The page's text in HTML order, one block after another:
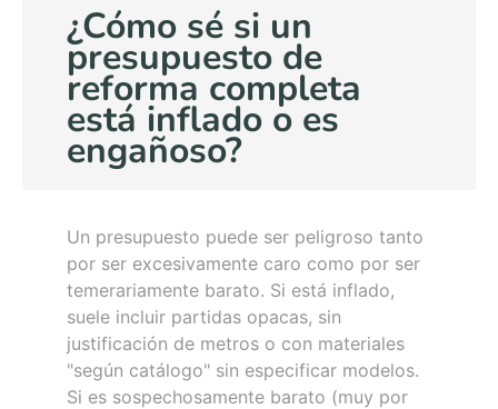
¿Cómo sé si un
presupuesto de
reforma completa
está inflado o es
engañoso?
Un presupuesto puede ser peligroso tanto
por ser excesivamente caro como por ser
temerariamente barato. Si está inflado,
suele incluir partidas opacas, sin
justificación de metros o con materiales
"según catálogo" sin especificar modelos.
Si es sospechosamente barato (muy por